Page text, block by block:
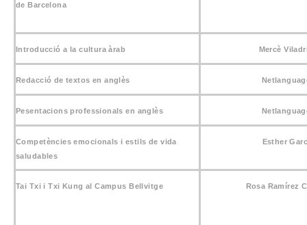
de Barcelona
Introducció a la cultura àrab Mercè
Redacció de textos en anglès
Pesentacions professionals en anglès
Competències emocionals i estils de vida
saludables
Esther
Tai Txi i Txi Kung al Campus Bellvitge Rosa Ramírez